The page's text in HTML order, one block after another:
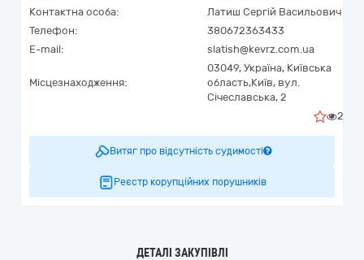
Контактна особа:
Латиш Сергій Васильович
Телефон:
380672363433
E-mail:
slatish@kevrz.com.ua
Місцезнаходження:
03049, Україна, Київська
область,Київ, вул.
Січеславська, 2
2
Витяг про відсутність судимості
Реєстр корупційних порушників
ДЕТАЛІ ЗАКУПІВЛІ